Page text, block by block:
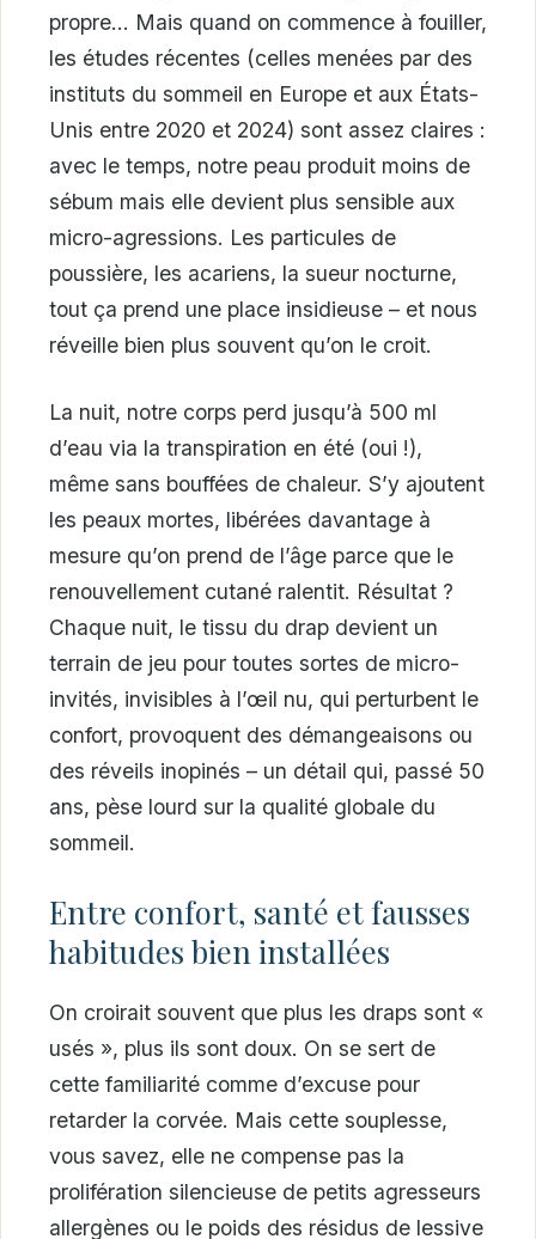
propre… Mais quand on commence à fouiller,
les études récentes (celles menées par des
instituts du sommeil en Europe et aux États-
Unis entre 2020 et 2024) sont assez claires :
avec le temps, notre peau produit moins de
sébum mais elle devient plus sensible aux
micro-agressions. Les particules de
poussière, les acariens, la sueur nocturne,
tout ça prend une place insidieuse – et nous
réveille bien plus souvent qu’on le croit.
La nuit, notre corps perd jusqu’à 500 ml
d’eau via la transpiration en été (oui !),
même sans bouffées de chaleur. S’y ajoutent
les peaux mortes, libérées davantage à
mesure qu’on prend de l’âge parce que le
renouvellement cutané ralentit. Résultat ?
Chaque nuit, le tissu du drap devient un
terrain de jeu pour toutes sortes de micro-
invités, invisibles à l’œil nu, qui perturbent le
confort, provoquent des démangeaisons ou
des réveils inopinés – un détail qui, passé 50
ans, pèse lourd sur la qualité globale du
sommeil.
Entre confort, santé et fausses
habitudes bien installées
On croirait souvent que plus les draps sont «
usés », plus ils sont doux. On se sert de
cette familiarité comme d’excuse pour
retarder la corvée. Mais cette souplesse,
vous savez, elle ne compense pas la
prolifération silencieuse de petits agresseurs
allergènes ou le poids des résidus de lessive